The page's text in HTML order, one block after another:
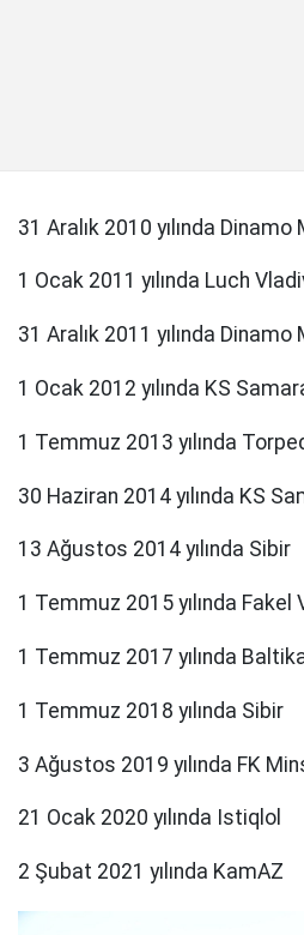
31 Aralık 2010 yılında
1 Ocak 2011 yılında Luch
31 Aralık 2011 yılında
1 Ocak 2012 yılında KS
1 Temmuz 2013 yılında
30 Haziran 2014 yılında KS
13 Ağustos 2014 yılında Sibir
1 Temmuz 2015 yılında Fakel
1 Temmuz 2017 yılında
1 Temmuz 2018 yılında Sibir
3 Ağustos 2019 yılında FK
21 Ocak 2020 yılında Istiqlol
2 Şubat 2021 yılında KamAZ